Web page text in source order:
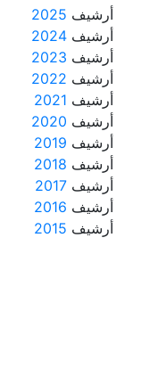
أرشيف 2025
أرشيف 2024
أرشيف 2023
أرشيف 2022
أرشيف 2021
أرشيف 2020
أرشيف 2019
أرشيف 2018
أرشيف 2017
أرشيف 2016
أرشيف 2015